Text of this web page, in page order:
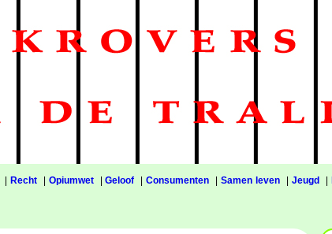
Recht| Opiumwet|Geloof |Consumenten |Samen leven |Jeugd